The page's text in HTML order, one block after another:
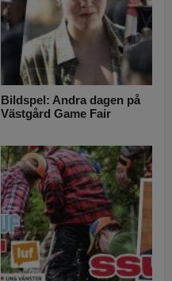
Bildspel: Andra dagen på
Västgård Game Fair